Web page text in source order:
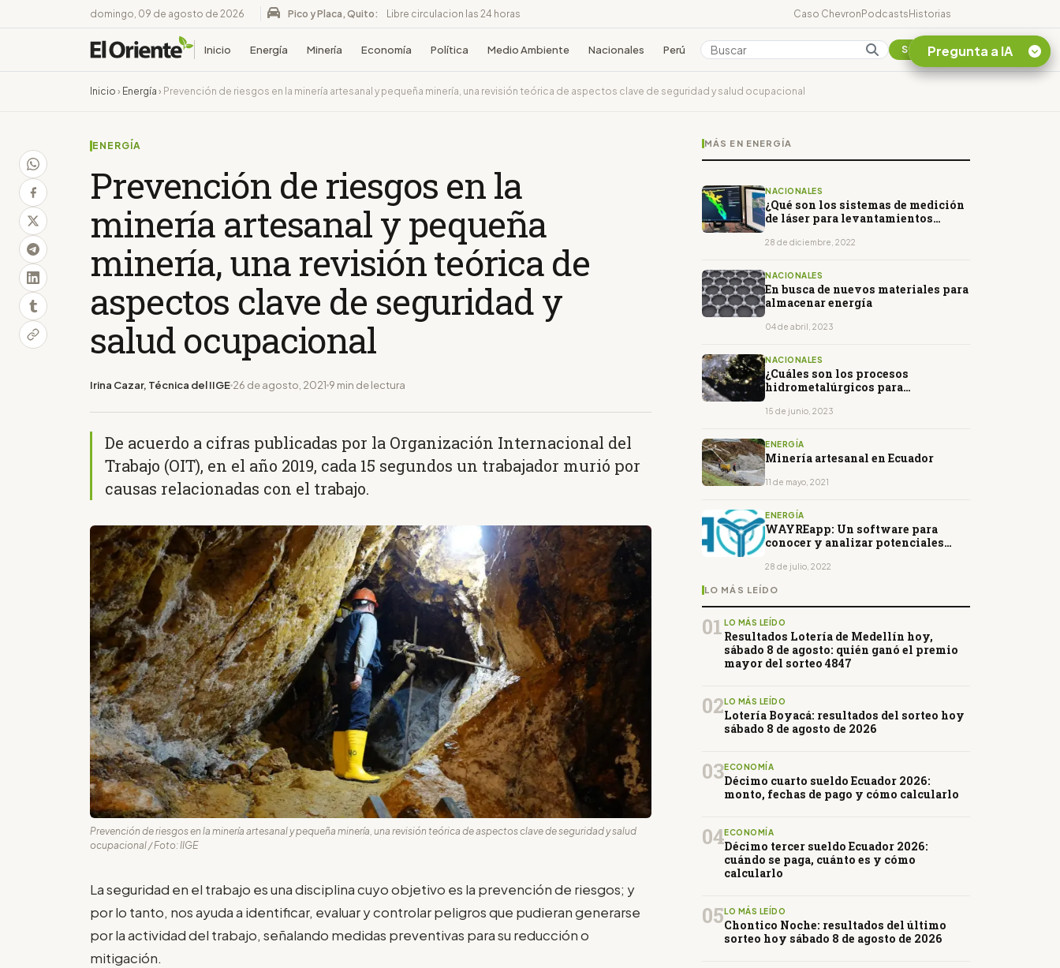
domingo, 09 de agosto de 2026 Pico y Placa, Quito: Libre circulacion las 24 horas Caso ChevronPodcastsHistorias
Inicio Energía Minería Economía Política Medio Ambiente Nacionales Perú Colombia Suscribirse
Inicio › Energía › Prevención de riesgos en la minería artesanal y pequeña minería, una revisión teórica de aspectos clave de seguridad y salud ocupacional
ENERGÍA
Prevención de riesgos en la
minería artesanal y pequeña
minería, una revisión teórica de
aspectos clave de seguridad y
salud ocupacional
Irina Cazar, Técnica del IIGE 26 de agosto, 2021 9 min de lectura
De acuerdo a cifras publicadas por la Organización Internacional del
Trabajo (OIT), en el año 2019, cada 15 segundos un trabajador murió por
causas relacionadas con el trabajo.
Prevención de riesgos en la minería artesanal y pequeña minería, una revisión teórica de aspectos clave de seguridad y salud
ocupacional / Foto: IIGE
La seguridad en el trabajo es una disciplina cuyo objetivo es la prevención de riesgos; y
por lo tanto, nos ayuda a identificar, evaluar y controlar peligros que pudieran generarse
por la actividad del trabajo, señalando medidas preventivas para su reducción o
mitigación.
MÁS EN ENERGÍA
NACIONALES
¿Qué son los sistemas de medición
de láser para levantamientos
28 de diciembre, 2022
NACIONALES
En busca de nuevos materiales para
almacenar energía
04 de abril, 2023
NACIONALES
¿Cuáles son los procesos
hidrometalúrgicos para
15 de junio, 2023
ENERGÍA
Minería artesanal en Ecuador
11 de mayo, 2021
ENERGÍA
WAYREapp: Un software para
conocer y analizar potenciales
28 de julio, 2022
LO MÁS LEÍDO
01 LO MÁS LEÍDO
Resultados Lotería de Medellín hoy,
sábado 8 de agosto: quién ganó el premio
mayor del sorteo 4847
02 LO MÁS LEÍDO
Lotería Boyacá: resultados del sorteo hoy
sábado 8 de agosto de 2026
03ECONOMÍA
Décimo cuarto sueldo Ecuador 2026:
monto, fechas de pago y cómo calcularlo
04ECONOMÍA
Décimo tercer sueldo Ecuador 2026:
cuándo se paga, cuánto es y cómo
calcularlo
05 LO MÁS LEÍDO
Chontico Noche: resultados del último
sorteo hoy sábado 8 de agosto de 2026
Pregunta a IA
¿En que consiste la